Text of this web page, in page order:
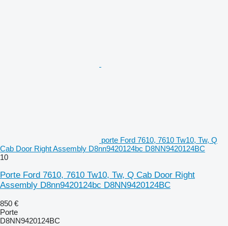
porte Ford 7610, 7610 Tw10, Tw, Q
Cab Door Right Assembly D8nn9420124bc D8NN9420124BC
10
Porte Ford 7610, 7610 Tw10, Tw, Q Cab Door Right
Assembly D8nn9420124bc D8NN9420124BC
850 €
Porte
D8NN9420124BC